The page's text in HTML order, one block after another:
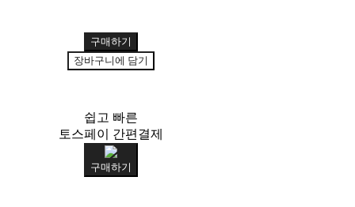
구매하기
장바구니에 담기
쉽고 빠른
토스페이 간편결제
구매하기